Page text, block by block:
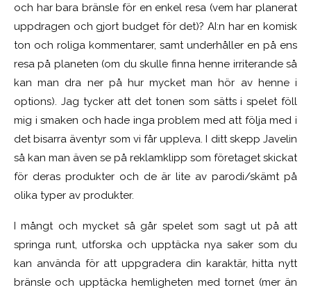
och har bara bränsle för en enkel resa (vem har planerat
uppdragen och gjort budget för det)? AI:n har en komisk
ton och roliga kommentarer, samt underhåller en på ens
resa på planeten (om du skulle finna henne irriterande så
kan man dra ner på hur mycket man hör av henne i
options). Jag tycker att det tonen som sätts i spelet föll
mig i smaken och hade inga problem med att följa med i
det bisarra äventyr som vi får uppleva. I ditt skepp Javelin
så kan man även se på reklamklipp som företaget skickat
för deras produkter och de är lite av parodi/skämt på
olika typer av produkter.
I mångt och mycket så går spelet som sagt ut på att
springa runt, utforska och upptäcka nya saker som du
kan använda för att uppgradera din karaktär, hitta nytt
bränsle och upptäcka hemligheten med tornet (mer än